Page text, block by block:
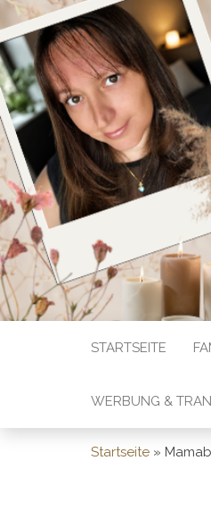
STARTSEITE
WERBUNG &
Startseite »